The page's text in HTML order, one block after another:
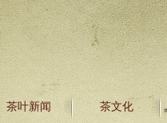
茶叶新闻 茶文化